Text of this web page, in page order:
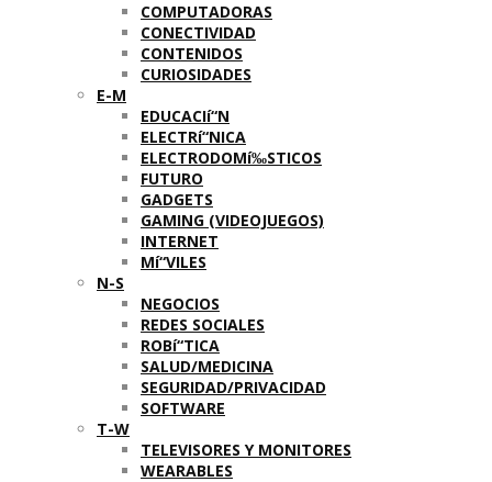
COMPUTADORAS
CONECTIVIDAD
CONTENIDOS
CURIOSIDADES
E-M
EDUCACIí“N
ELECTRí“NICA
ELECTRODOMí‰STICOS
FUTURO
GADGETS
GAMING (VIDEOJUEGOS)
INTERNET
Mí“VILES
N-S
NEGOCIOS
REDES SOCIALES
ROBí“TICA
SALUD/MEDICINA
SEGURIDAD/PRIVACIDAD
SOFTWARE
T-W
TELEVISORES Y MONITORES
WEARABLES